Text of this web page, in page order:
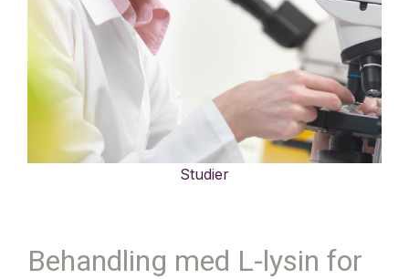
Behandling med L-lysin for
Studier